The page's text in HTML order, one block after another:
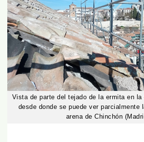
Vista de parte del tejado de la ermita en la
desde donde se puede ver parcialmente
arena de Chinchón